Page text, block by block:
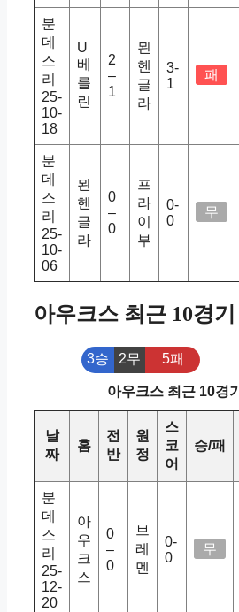
분
데
스
리
25-
10-
18
U
베
를
린
2
–
1
묀
헨
글
라
3-
1
패
분
데
스
리
25-
10-
06
묀
헨
글
라
0
–
0
프
라
이
부
0-
0
무
아우크스 최근 10경기
3승 2무 5패
아우크스 최근 10경기
날
짜
홈
전
반
원
정
스
코
어
승/패
분
데
스
리
25-
12-
20
아
우
크
스
0
–
0
브
레
멘
0-
0
무